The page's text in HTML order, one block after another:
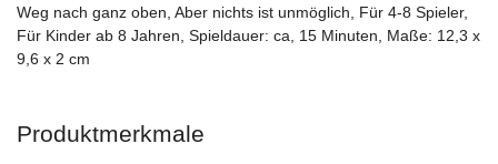
Weg nach ganz oben, Aber nichts ist unmöglich, Für 4-8 Spieler,
Für Kinder ab 8 Jahren, Spieldauer: ca, 15 Minuten, Maße: 12,3 x
9,6 x 2 cm
Produktmerkmale